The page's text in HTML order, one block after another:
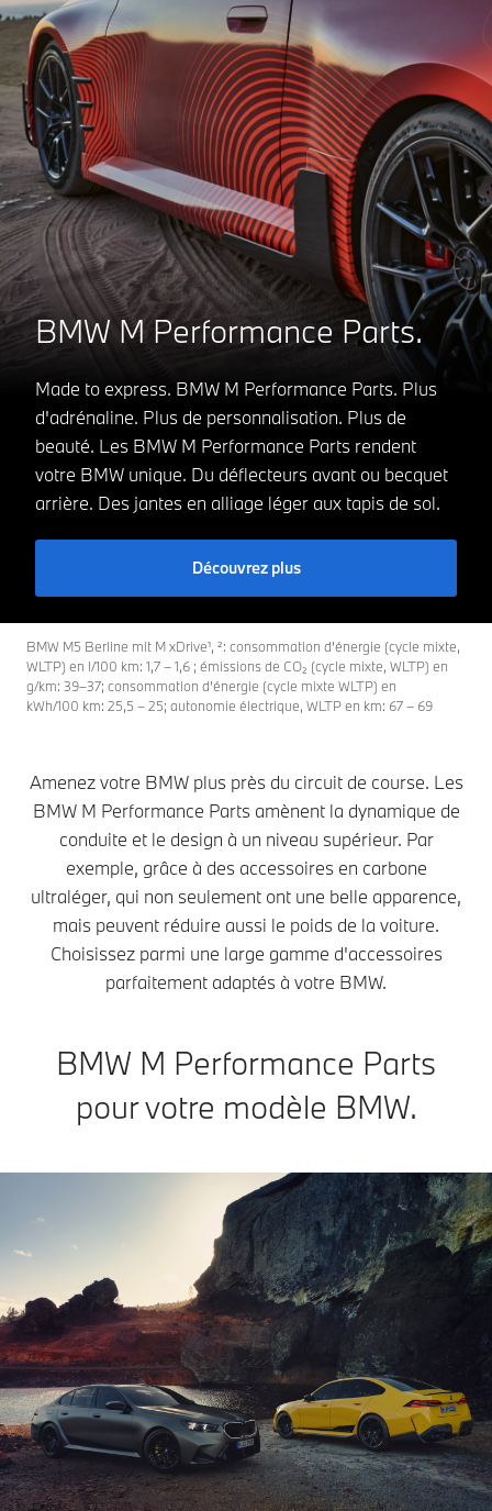
BMW M Performance Parts.
Made to express. BMW M Performance Parts. Plus
d'adrénaline. Plus de personnalisation. Plus de
beauté. Les BMW M Performance Parts rendent
votre BMW unique. Du déflecteurs avant ou becquet
arrière. Des jantes en alliage léger aux tapis de sol.
Découvrez plus
BMW M5 Berline mit M xDrive¹, ²: consommation d’énergie (cycle mixte,
WLTP) en l/100 km: 1,7 – 1,6 ; émissions de CO₂ (cycle mixte, WLTP) en
g/km: 39–37; consommation d’énergie (cycle mixte WLTP) en
kWh/100 km: 25,5 – 25; autonomie électrique, WLTP en km: 67 – 69
Amenez votre BMW plus près du circuit de course. Les
BMW M Performance Parts amènent la dynamique de
conduite et le design à un niveau supérieur. Par
exemple, grâce à des accessoires en carbone
ultraléger, qui non seulement ont une belle apparence,
mais peuvent réduire aussi le poids de la voiture.
Choisissez parmi une large gamme d'accessoires
parfaitement adaptés à votre BMW.
BMW M Performance Parts
pour votre modèle BMW.